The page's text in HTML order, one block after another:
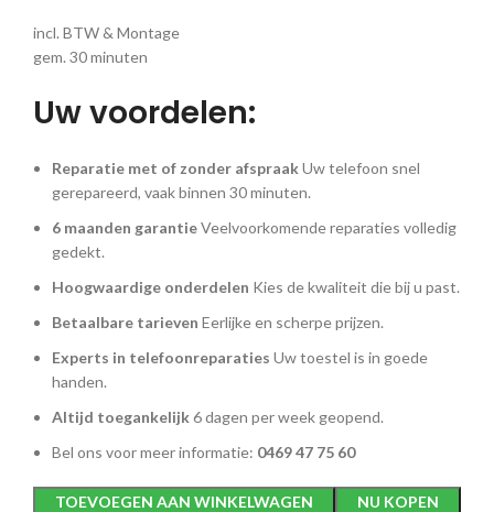
incl. BTW & Montage
gem. 30 minuten
Uw voordelen:
Reparatie met of zonder afspraakUw telefoon snel
gerepareerd, vaak binnen 30 minuten.
6 maanden garantieVeelvoorkomende reparaties volledig
gedekt.
Hoogwaardige onderdelen Kies de kwaliteit die bij u past.
Betaalbare tarieven Eerlijke en scherpe prijzen.
Experts in telefoonreparaties Uw toestel is in goede
handen.
Altijd toegankelijk6 dagen per week geopend.
Bel ons voor meer informatie: 0469 47 75 60
TOEVOEGEN AAN WINKELWAGEN NU KOPEN